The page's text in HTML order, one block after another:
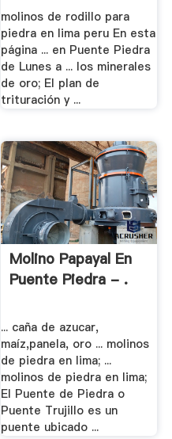
molinos de rodillo para
piedra en lima peru En esta
página ... en Puente Piedra
de Lunes a ... los minerales
de oro; El plan de
trituración y ...
Molino Papayal En
Puente Piedra - .
... caña de azucar,
maíz,panela, oro ... molinos
de piedra en lima; ...
molinos de piedra en lima;
El Puente de Piedra o
Puente Trujillo es un
puente ubicado ...